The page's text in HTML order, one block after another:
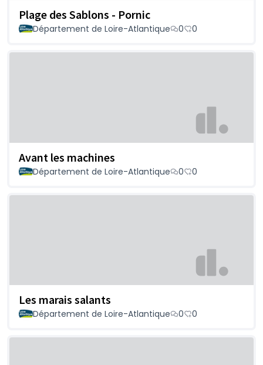
Plage des Sablons - Pornic
Département de Loire-Atlantique 0 0
Avant les machines
Département de Loire-Atlantique 0 0
Les marais salants
Département de Loire-Atlantique 0 0